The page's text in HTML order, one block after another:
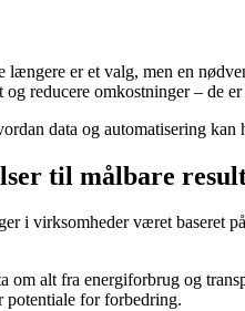
er et valg, men en
reducere omkostninger – de
data og automatisering
til målbare
i virksomheder været baseret
om alt fra energiforbrug og
potentiale for forbedring.